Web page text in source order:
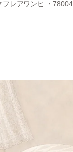
フレアワンピ ・78004